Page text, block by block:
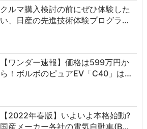
クルマ購入検討の前にぜひ体験した
い、日産の先進技術体験プログラ…
【ワンダー速報】価格は599万円か
ら！ボルボのピュアEV「C40」は…
【2022年春版】いよいよ本格始動?
国産メーカー各社の電気自動車(B…